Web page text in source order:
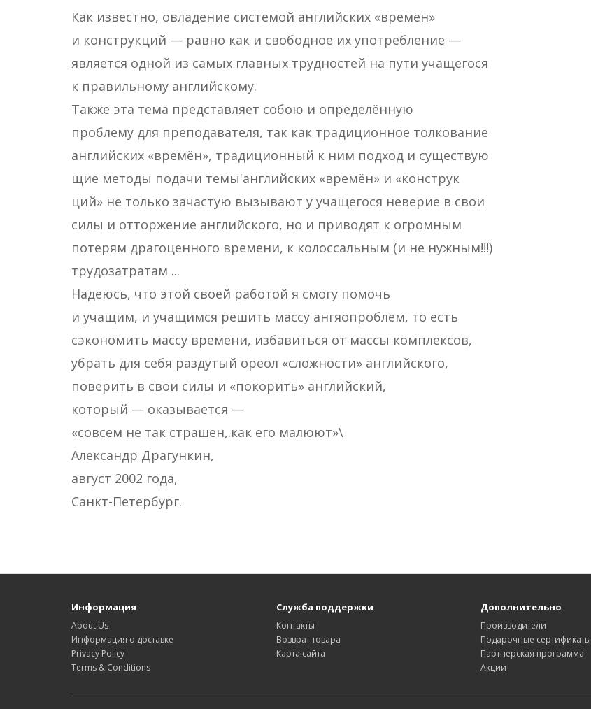
Как известно, овладение системой английских «времён»
и конструкций — равно как и свободное их употребление —
является одной из самых главных трудностей на пути учащегося
к правильному английскому.
Также эта тема представляет собою и определённую
проблему для преподавателя, так как традиционное толкование
английских «времён», традиционный к ним подход и существую­
щие методы подачи темы'английских «времён» и «конструк­
ций» не только зачастую вызывают у учащегося неверие в свои
силы и отторжение английского, но и приводят к огромным
потерям драгоценного времени, к колоссальным (и не нужным!!!)
трудозатратам ...
Надеюсь, что этой своей работой я смогу помочь
и учащим, и учащимся решить массу ангяопроблем, то есть
сэкономить массу времени, избавиться от массы комплексов,
убрать для себя раздутый ореол «сложности» английского,
поверить в свои силы и «покорить» английский,
который — оказывается —
«совсем не так страшен,.как его малюют»\
Александр Драгункин,
август 2002 года,
Санкт-Петербург.
Информация
About Us
Информация о доставке
Privacy Policy
Terms & Conditions
Служба поддержки
Контакты
Возврат товара
Карта сайта
Дополнительно
Производители
Подарочные сертификаты
Партнерская программа
Акции